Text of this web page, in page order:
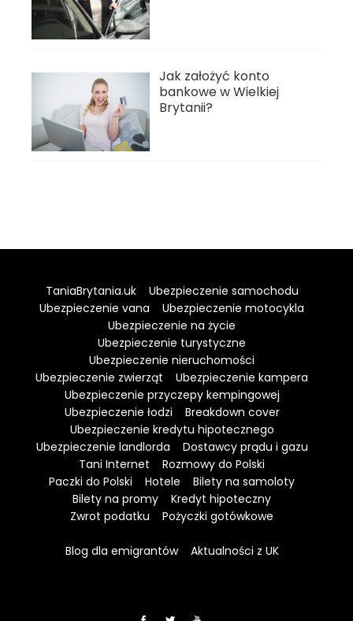
Jak założyć konto
bankowe w Wielkiej
Brytanii?
TaniaBrytania.uk
Ubezpieczenie samochodu
Ubezpieczenie vana
Ubezpieczenie motocykla
Ubezpieczenie na życie
Ubezpieczenie turystyczne
Ubezpieczenie nieruchomości
Ubezpieczenie zwierząt
Ubezpieczenie kampera
Ubezpieczenie przyczepy kempingowej
Ubezpieczenie łodzi
Breakdown cover
Ubezpieczenie kredytu hipotecznego
Ubezpieczenie landlorda
Dostawcy prądu i gazu
Tani Internet
Rozmowy do Polski
Paczki do Polski
Hotele
Bilety na samoloty
Bilety na promy
Kredyt hipoteczny
Zwrot podatku
Pożyczki gotówkowe
Blog dla emigrantów Aktualności z UK